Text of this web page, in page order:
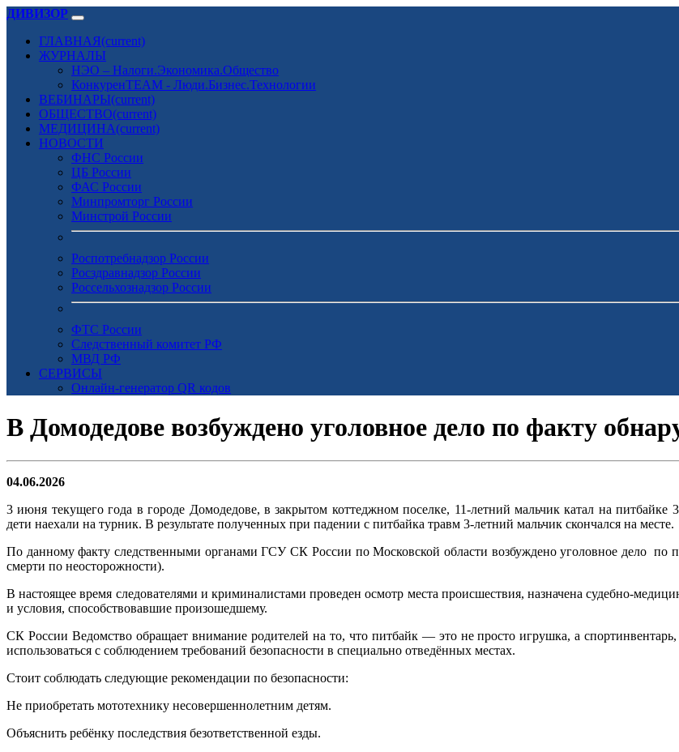
ДИВИЗОР
ГЛАВНАЯ(current)
ЖУРНАЛЫ
НЭО – Налоги.Экономика.Общество
КонкуренTEAM - Люди.Бизнес.Технологии
ВЕБИНАРЫ(current)
ОБЩЕСТВО(current)
МЕДИЦИНА(current)
НОВОСТИ
ФНС России
ЦБ России
ФАС России
Минпромторг России
Минстрой России
Роспотребнадзор России
Росздравнадзор России
Россельхознадзор России
ФТС России
Следственный комитет РФ
МВД РФ
СЕРВИСЫ
Онлайн-генератор QR кодов
В Домодедове возбуждено уголовное дело по факту
04.06.2026
3 июня текущего года в городе Домодедове, в закрытом коттеджном поселке, 11-летний мальчик катал на
дети наехали на турник. В результате полученных при падении с питбайка травм 3-летний мальчик скончался на месте.
По данному факту следственными органами ГСУ СК России по Московской области возбуждено уголовное дело по
смерти по неосторожности).
В настоящее время следователями и криминалистами проведен осмотр места происшествия, назначена судебно-
и условия, способствовавшие произошедшему.
СК России Ведомство обращает внимание родителей на то, что питбайк — это не просто игрушка, а
использоваться с соблюдением требований безопасности в специально отведённых местах.
Стоит соблюдать следующие рекомендации по безопасности:
Не приобретать мототехнику несовершеннолетним детям.
Объяснить ребёнку последствия безответственной езды.